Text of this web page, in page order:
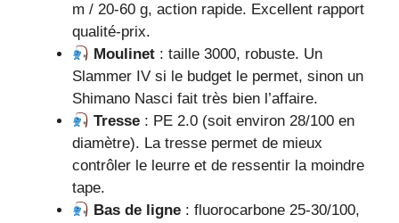
m / 20-60 g, action rapide. Excellent rapport
qualité-prix.
Moulinet : taille 3000, robuste. Un
Slammer IV si le budget le permet, sinon un
Shimano Nasci fait très bien l’affaire.
Tresse : PE 2.0 (soit environ 28/100 en
diamètre). La tresse permet de mieux
contrôler le leurre et de ressentir la moindre
tape.
Bas de ligne : fluorocarbone 25-30/100,